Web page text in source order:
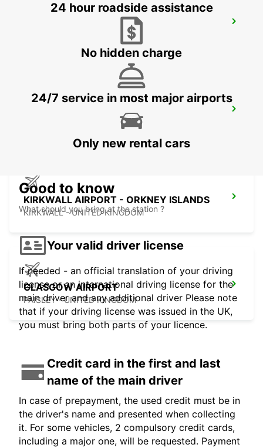
HAMILTON - UNITED KINGDOM
GLASGOW LANCEFIELD QUAY
GLASGOW - UNITED KINGDOM
KIRKWALL AIRPORT - ORKNEY ISLANDS
KIRKWALL - UNITED KINGDOM
GLASGOW AIRPORT
PAISLEY - UNITED KINGDOM
24 hour roadside assistance
No hidden charge
24/7 service in most major airports
Only new rental cars
Good to know
What should you bring at the station ?
Your valid driver license
If needed - an official translation of your driving
license or an international driving license for the
main driver and any additional driver Please note
that if your driving license was issued in the UK,
you must bring both parts of your licence.
Credit card in the first and last
name of the main driver
In case of prepayment, the used credit must be in
the driver's name and presented when collecting
it. For some vehicles, 2 compulsory credit cards,
including a major one, will be requested. Payment